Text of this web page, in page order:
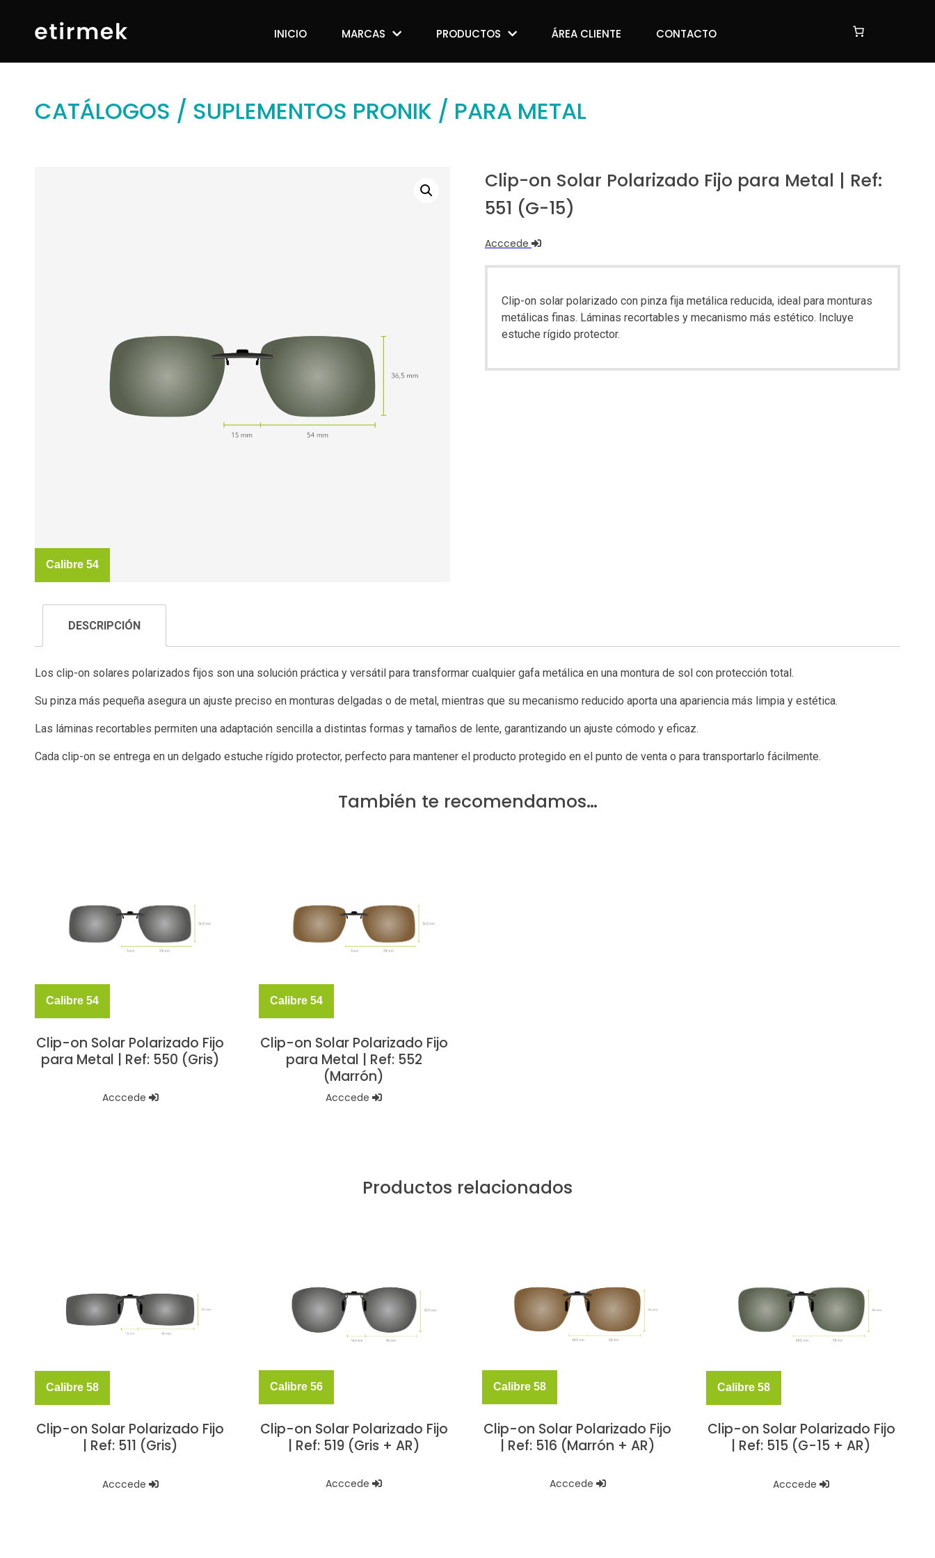
INICIO MARCAS PRODUCTOS ÁREA CLIENTE CONTACTO
CATÁLOGOS / SUPLEMENTOS PRONIK / PARA METAL
Calibre 54
Clip-on Solar Polarizado Fijo para Metal | Ref:
551 (G-15)
Acccede
Clip-on solar polarizado con pinza fija metálica reducida, ideal para monturas
metálicas finas. Láminas recortables y mecanismo más estético. Incluye
estuche rígido protector.
DESCRIPCIÓN
Los clip-on solares polarizados fijos son una solución práctica y versátil para transformar cualquier gafa metálica en una montura de sol con protección total.
Su pinza más pequeña asegura un ajuste preciso en monturas delgadas o de metal, mientras que su mecanismo reducido aporta una apariencia más limpia y estética.
Las láminas recortables permiten una adaptación sencilla a distintas formas y tamaños de lente, garantizando un ajuste cómodo y eficaz.
Cada clip-on se entrega en un delgado estuche rígido protector, perfecto para mantener el producto protegido en el punto de venta o para transportarlo fácilmente.
También te recomendamos…
Calibre 54
Clip-on Solar Polarizado Fijo
para Metal | Ref: 550 (Gris)
Acccede
Calibre 54
Clip-on Solar Polarizado Fijo
para Metal | Ref: 552
(Marrón)
Acccede
Productos relacionados
Calibre 58
Clip-on Solar Polarizado Fijo
| Ref: 511 (Gris)
Acccede
Calibre 56
Clip-on Solar Polarizado Fijo
| Ref: 519 (Gris + AR)
Acccede
Calibre 58
Clip-on Solar Polarizado Fijo
| Ref: 516 (Marrón + AR)
Acccede
Calibre 58
Clip-on Solar Polarizado Fijo
| Ref: 515 (G-15 + AR)
Acccede
INICIO MARCAS PRODUCTOS ÁREA CLIENTE CONTACTO